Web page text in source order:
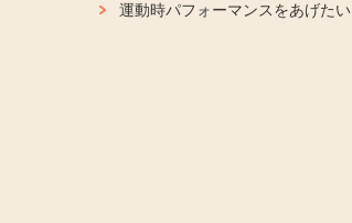
運動時パフォーマンスをあげたい